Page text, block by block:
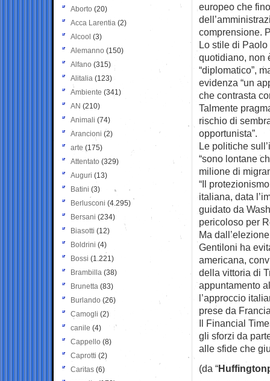
europeo che
comprensione.
Lo stile di
quotidiano, non
“diplomatico”,
evidenza “un
che contrasta
Talmente
rischio di
opportunista”.
Le politiche
“sono lontane
milione di
“Il
italiana, data
guidato da
pericoloso per
Ma
Gentiloni ha
americana,
della vittoria di
appuntamento
l’approccio
prese da
Il Financial
gli sforzi da
alle sfide che
(da “
Aborto (20)
Acca Larentia (2)
Alcool (3)
Alemanno (150)
Alfano (315)
Alitalia (123)
Ambiente (341)
AN (210)
Animali (74)
Arancioni (2)
arte (175)
Attentato (329)
Auguri (13)
Batini (3)
Berlusconi (4.295)
Bersani (234)
Biasotti (12)
Boldrini (4)
Bossi (1.221)
Brambilla (38)
Brunetta (83)
Burlando (26)
Camogli (2)
canile (4)
Cappello (8)
Caprotti (2)
Caritas (6)